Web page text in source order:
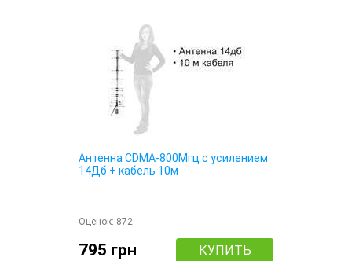
Антенна CDMA-800Мгц с усилением
14Дб + кабель 10м
Оценок: 872
795 грн КУПИТЬ